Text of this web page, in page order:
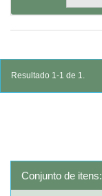
Resultado 1-1 de 1.
Conjunto de itens: